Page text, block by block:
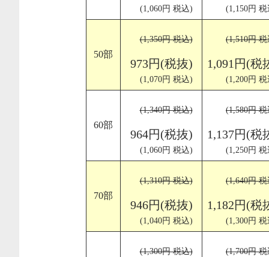
(1,060円 税込) (1,150円
50部
(1,350円 税込)
973円(税抜)
(1,070円 税込)
(1,510円
1,091円(税
(1,200円
60部
(1,340円 税込)
964円(税抜)
(1,060円 税込)
(1,580円
1,137円(税
(1,250円
70部
(1,310円 税込)
946円(税抜)
(1,040円 税込)
(1,640円
1,182円(税
(1,300円
(1,300円 税込) (1,700円